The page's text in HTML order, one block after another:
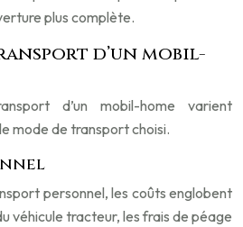
plus complète.
d’un mobil-
d’un mobil-home varient
mode de transport choisi.
personnel, les coûts englobent
véhicule tracteur, les frais de péage